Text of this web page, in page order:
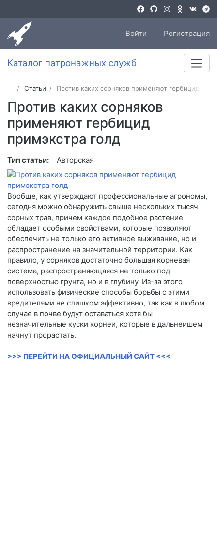
Войти Регистрация
Каталог патронажных служб
Статьи Против каких сорняков применяют гербицид
Против каких сорняков
применяют гербицид
примэкстра голд
Тип статьи: Авторская
Вообще, как утверждают профессиональные агрономы,
сегодня можно обнаружить свыше нескольких тысяч
сорных трав, причем каждое подобное растение
обладает особыми свойствами, которые позволяют
обеспечить не только его активное выживание, но и
распространение на значительной территории. Как
правило, у сорняков достаточно большая корневая
система, распространяющаяся не только под
поверхностью грунта, но и в глубину. Из-за этого
использовать физические способы борьбы с этими
вредителями не слишком эффективно, так как в любом
случае в почве будут оставаться хотя бы
незначительные куски корней, которые в дальнейшем
начнут прорастать.
>>> ПЕРЕЙТИ НА ОФИЦИАЛЬНЫЙ САЙТ <<<